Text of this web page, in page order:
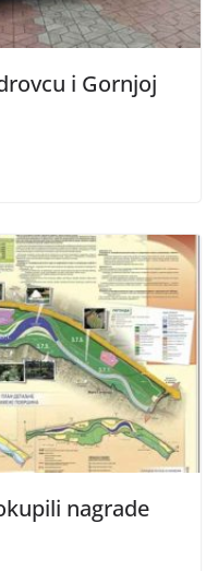
i Gornjoj
nagrade